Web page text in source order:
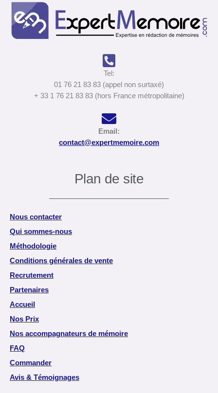
Tel:
01 76 21 83 83 (appel non surtaxé)
+ 33 1 76 21 83 83 (hors France métropolitaine)
Email:
contact@expertmemoire.com
Plan de site
Nous contacter
Qui sommes-nous
Méthodologie
Conditions générales de vente
Recrutement
Partenaires
Accueil
Nos Prix
Nos accompagnateurs de mémoire
FAQ
Commander
Avis & Témoignages